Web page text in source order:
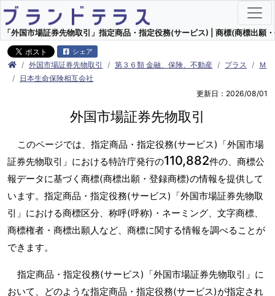
「外国市場証券先物取引」指定商品・指定役務(サービス) | 商標(商標出願
シェア
外国市場証券先物取引 第３６類 金融、保険、不動産 プラス
Ｍ
日本生命保険相互会社
更新日：2026/08/01
外国市場証券先物取引
このページでは、指定商品・指定役務(サービス)「外国市場
証券先物取引」における特許庁発行の110,882件の、商標公
報データに基づく商標(商標出願・登録商標)の情報を提供して
います。指定商品・指定役務(サービス)「外国市場証券先物取
引」における商標区分、称呼(呼称)・ネーミング、文字商標、
商標権者・商標出願人など、商標に関する情報を調べることが
できます。
指定商品・指定役務(サービス)「外国市場証券先物取引」に
おいて、どのような指定商品・指定役務(サービス)が指定され